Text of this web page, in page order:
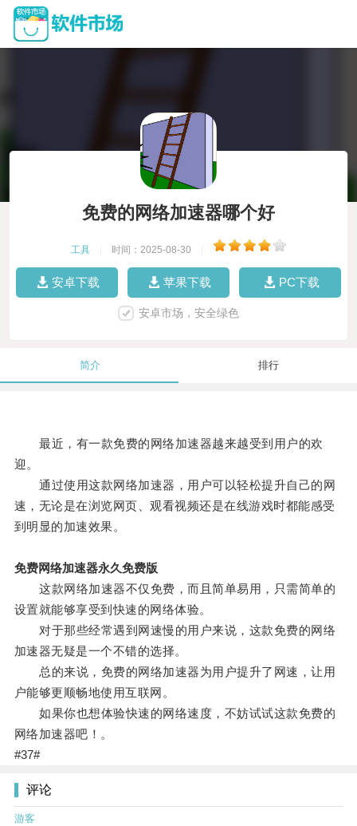
免费的网络加速器哪个好
工具 时间：2025-08-30
安卓下载 苹果下载 PC下载
安卓市场，安全绿色
简介 排行
最近，有一款免费的网络加速器越来越受到用户的欢
迎。
通过使用这款网络加速器，用户可以轻松提升自己的网
速，无论是在浏览网页、观看视频还是在线游戏时都能感受
到明显的加速效果。
免费网络加速器永久免费版
这款网络加速器不仅免费，而且简单易用，只需简单的
设置就能够享受到快速的网络体验。
对于那些经常遇到网速慢的用户来说，这款免费的网络
加速器无疑是一个不错的选择。
总的来说，免费的网络加速器为用户提升了网速，让用
户能够更顺畅地使用互联网。
如果你也想体验快速的网络速度，不妨试试这款免费的
网络加速器吧！。
#37#
评论
游客